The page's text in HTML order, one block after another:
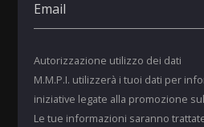
Autorizzazione utilizzo dei dati
M.M.P.I. utilizzerà i tuoi dati per
iniziative legate alla promozione
Le tue informazioni saranno